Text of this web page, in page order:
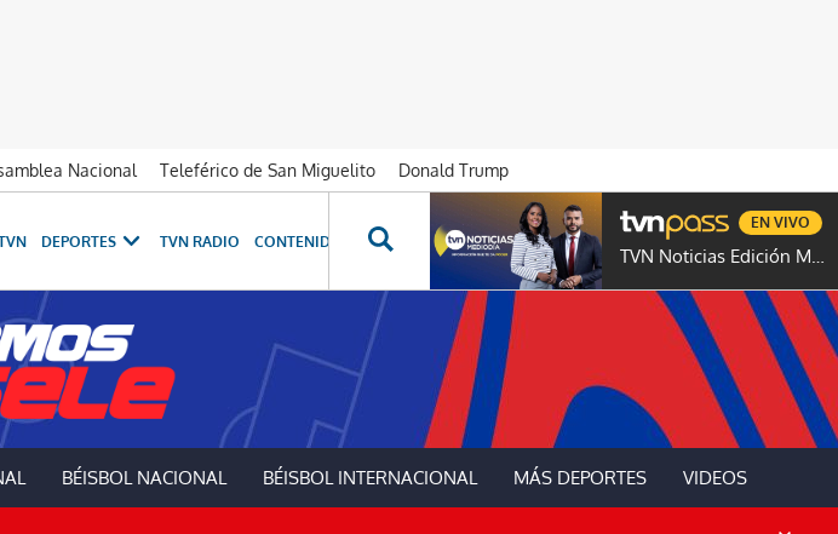
Nacional Teleférico de San Miguelito
Donald Trump
DEPORTES TVN RADIO CONTENIDOS ESPECIALES NOVELAS PROGRAMAS GENTE TVN
TVN Noticias Edición Mediodía
EN VIVO
BÉISBOL NACIONAL BÉISBOL INTERNACIONAL MÁS DEPORTES VIDEOS